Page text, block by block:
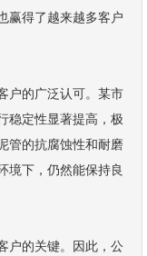
赢得了越来越多客户
户的广泛认可。某市
稳定性显著提高，极
管的抗腐蚀性和耐磨
境下，仍然能保持良
户的关键。因此，公